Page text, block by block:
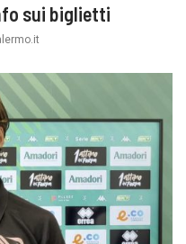
sui biglietti